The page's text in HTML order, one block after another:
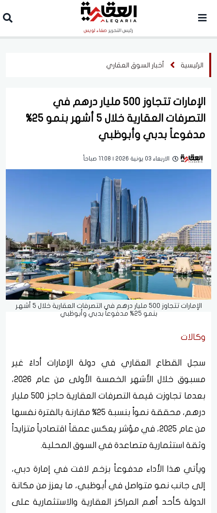
رئيس التحرير صفاء لويس
الرئيسية أخبار السوق العقاري
الإمارات تتجاوز 500 مليار درهم في
التصرفات العقارية خلال 5 أشهر بنمو 25%
مدفوعاً بدبي وأبوظبي
الاربعاء 03 يونية 2026 | 11:08 صباحاً
الإمارات تتجاوز 500 مليار درهم في التصرفات العقارية خلال 5 أشهر
بنمو 25% مدفوعاً بدبي وأبوظبي
وكالات
سجل القطاع العقاري في دولة الإمارات أداءً غير
مسبوق خلال الأشهر الخمسة الأولى من عام 2026،
بعدما تجاوزت قيمة التصرفات العقارية حاجز 500 مليار
درهم، محققة نمواً بنسبة 25% مقارنة بالفترة نفسها
من عام 2025، في مؤشر يعكس عمقاً اقتصادياً متزايداً
وثقة استثمارية متصاعدة في السوق المحلية.
ويأتي هذا الأداء مدفوعاً بزخم لافت في إمارة دبي،
إلى جانب نمو متواصل في أبوظبي، ما يعزز من مكانة
الدولة كأحد أهم المراكز العقارية والاستثمارية على